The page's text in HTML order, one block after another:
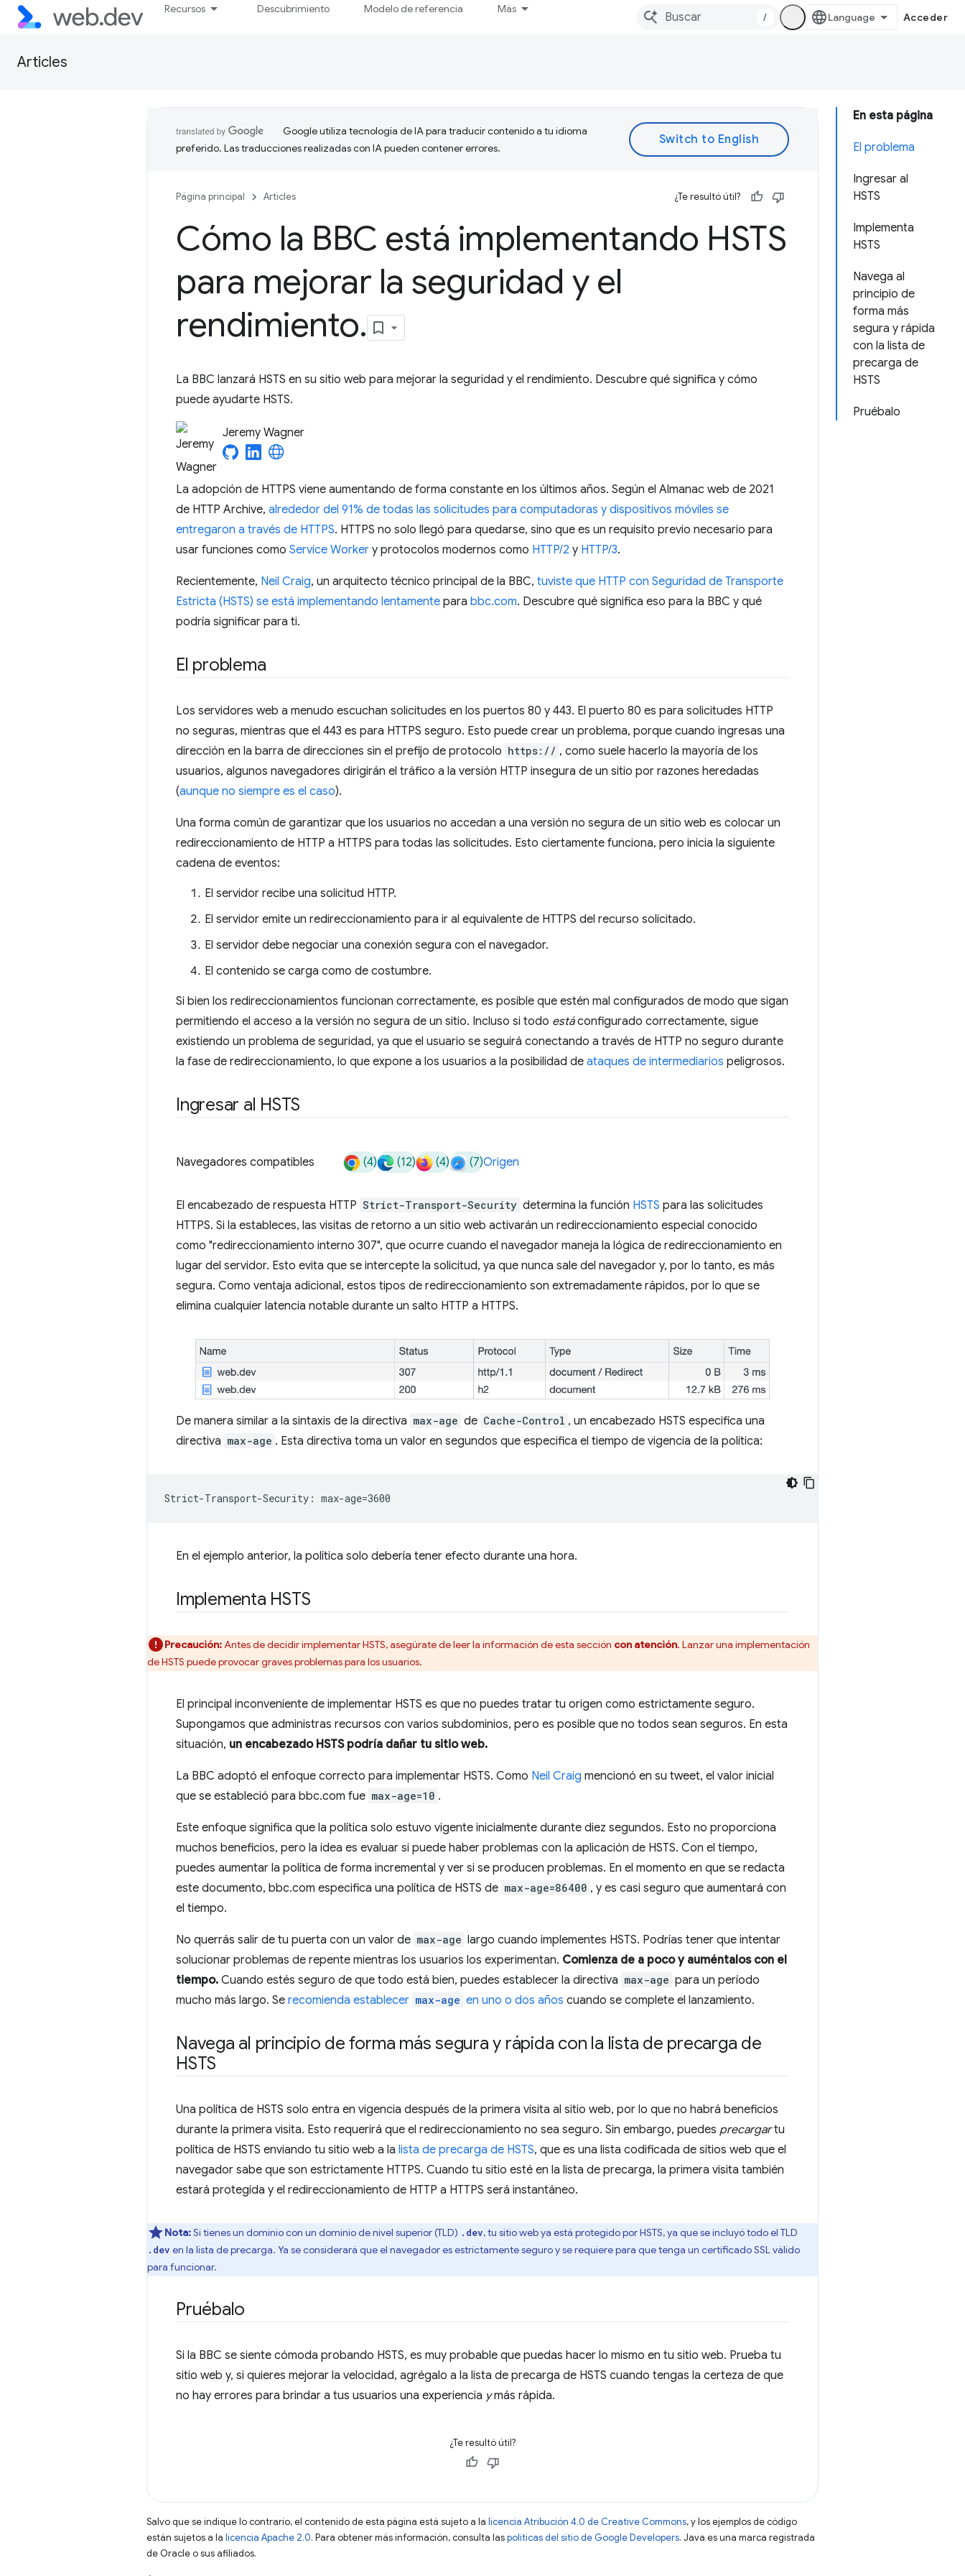
Recursos Descubrimiento Modelo de referencia Más
/ Acceder
Articles
En esta página
El problema
Ingresar al
HSTS
Implementa
HSTS
Navega al
principio de
forma más
segura y rápida
con la lista de
precarga de
HSTS
Pruébalo
Google utiliza tecnología de IA para traducir contenido a tu idioma
preferido. Las traducciones realizadas con IA pueden contener errores.
Página principal Articles ¿Te resultó útil?
Cómo la BBC está implementando HSTS
para mejorar la seguridad y el
rendimiento.
La BBC lanzará HSTS en su sitio web para mejorar la seguridad y el rendimiento. Descubre qué significa y cómo
puede ayudarte HSTS.
Jeremy Wagner
La adopción de HTTPS viene aumentando de forma constante en los últimos años. Según el Almanac web de 2021
de HTTP Archive, alrededor del 91% de todas las solicitudes para computadoras y dispositivos móviles se
entregaron a través de HTTPS. HTTPS no solo llegó para quedarse, sino que es un requisito previo necesario para
usar funciones como Service Worker y protocolos modernos como HTTP/2 y HTTP/3.
Recientemente, Neil Craig, un arquitecto técnico principal de la BBC, tuviste que HTTP con Seguridad de Transporte
Estricta (HSTS) se está implementando lentamente para bbc.com. Descubre qué significa eso para la BBC y qué
podría significar para ti.
El problema
Los servidores web a menudo escuchan solicitudes en los puertos 80 y 443. El puerto 80 es para solicitudes HTTP
no seguras, mientras que el 443 es para HTTPS seguro. Esto puede crear un problema, porque cuando ingresas una
dirección en la barra de direcciones sin el prefijo de protocolo https:// , como suele hacerlo la mayoría de los
usuarios, algunos navegadores dirigirán el tráfico a la versión HTTP insegura de un sitio por razones heredadas
(aunque no siempre es el caso).
Una forma común de garantizar que los usuarios no accedan a una versión no segura de un sitio web es colocar un
redireccionamiento de HTTP a HTTPS para todas las solicitudes. Esto ciertamente funciona, pero inicia la siguiente
cadena de eventos:
El servidor recibe una solicitud HTTP.
El servidor emite un redireccionamiento para ir al equivalente de HTTPS del recurso solicitado.
El servidor debe negociar una conexión segura con el navegador.
El contenido se carga como de costumbre.
Si bien los redireccionamientos funcionan correctamente, es posible que estén mal configurados de modo que sigan
permitiendo el acceso a la versión no segura de un sitio. Incluso si todo estáconfigurado correctamente, sigue
existiendo un problema de seguridad, ya que el usuario se seguirá conectando a través de HTTP no seguro durante
la fase de redireccionamiento, lo que expone a los usuarios a la posibilidad de ataques de intermediarios peligrosos.
Ingresar al HSTS
Navegadores compatibles (4) (12) (4) (7)Origen
El encabezado de respuesta HTTP Strict-Transport-Security determina la función HSTS para las solicitudes
HTTPS. Si la estableces, las visitas de retorno a un sitio web activarán un redireccionamiento especial conocido
como "redireccionamiento interno 307", que ocurre cuando el navegador maneja la lógica de redireccionamiento en
lugar del servidor. Esto evita que se intercepte la solicitud, ya que nunca sale del navegador y, por lo tanto, es más
segura. Como ventaja adicional, estos tipos de redireccionamiento son extremadamente rápidos, por lo que se
elimina cualquier latencia notable durante un salto HTTP a HTTPS.
De manera similar a la sintaxis de la directiva max-age de Cache-Control , un encabezado HSTS especifica una
directiva max-age . Esta directiva toma un valor en segundos que especifica el tiempo de vigencia de la política:
Strict-Transport-Security: max-age=3600
En el ejemplo anterior, la política solo debería tener efecto durante una hora.
Implementa HSTS
Precaución:Antes de decidir implementar HSTS, asegúrate de leer la información de esta sección con atención. Lanzar una implementación
de HSTS puede provocar graves problemas para los usuarios.
El principal inconveniente de implementar HSTS es que no puedes tratar tu origen como estrictamente seguro.
Supongamos que administras recursos con varios subdominios, pero es posible que no todos sean seguros. En esta
situación, un encabezado HSTS podría dañar tu sitio web.
La BBC adoptó el enfoque correcto para implementar HSTS. Como Neil Craig mencionó en su tweet, el valor inicial
que se estableció para bbc.com fue max-age=10 .
Este enfoque significa que la política solo estuvo vigente inicialmente durante diez segundos. Esto no proporciona
muchos beneficios, pero la idea es evaluar si puede haber problemas con la aplicación de HSTS. Con el tiempo,
puedes aumentar la política de forma incremental y ver si se producen problemas. En el momento en que se redacta
este documento, bbc.com especifica una política de HSTS de max-age=86400 , y es casi seguro que aumentará con
el tiempo.
No querrás salir de tu puerta con un valor de max-age largo cuando implementes HSTS. Podrías tener que intentar
solucionar problemas de repente mientras los usuarios los experimentan. Comienza de a poco y auméntalos con el
tiempo. Cuando estés seguro de que todo está bien, puedes establecer la directiva max-age para un período
mucho más largo. Se recomienda establecer max-age en uno o dos años cuando se complete el lanzamiento.
Navega al principio de forma más segura y rápida con la lista de precarga de
HSTS
Una política de HSTS solo entra en vigencia después de la primera visita al sitio web, por lo que no habrá beneficios
durante la primera visita. Esto requerirá que el redireccionamiento no sea seguro. Sin embargo, puedes precargartu
política de HSTS enviando tu sitio web a la lista de precarga de HSTS, que es una lista codificada de sitios web que el
navegador sabe que son estrictamente HTTPS. Cuando tu sitio esté en la lista de precarga, la primera visita también
estará protegida y el redireccionamiento de HTTP a HTTPS será instantáneo.
Nota:Si tienes un dominio con un dominio de nivel superior (TLD) .dev, tu sitio web ya está protegido por HSTS, ya que se incluyó todo el TLD
.dev en la lista de precarga. Ya se considerará que el navegador es estrictamente seguro y se requiere para que tenga un certificado SSL válido
para funcionar.
Pruébalo
Si la BBC se siente cómoda probando HSTS, es muy probable que puedas hacer lo mismo en tu sitio web. Prueba tu
sitio web y, si quieres mejorar la velocidad, agrégalo a la lista de precarga de HSTS cuando tengas la certeza de que
no hay errores para brindar a tus usuarios una experiencia ymás rápida.
¿Te resultó útil?
Salvo que se indique lo contrario, el contenido de esta página está sujeto a la licencia Atribución 4.0 de Creative Commons, y los ejemplos de código
están sujetos a la licencia Apache 2.0. Para obtener más información, consulta laspolíticas del sitio de Google Developers. Java es una marca registrada
de Oracle o sus afiliados.